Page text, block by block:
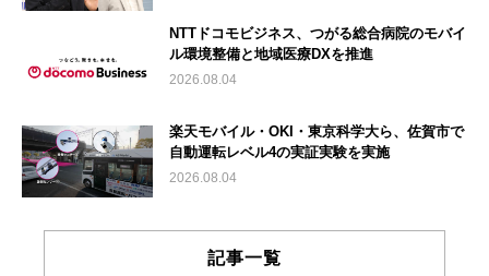
NTTドコモビジネス、つがる総合病院のモバイ
ル環境整備と地域医療DXを推進
2026.08.04
楽天モバイル・OKI・東京科学大ら、佐賀市で
自動運転レベル4の実証実験を実施
2026.08.04
記事一覧